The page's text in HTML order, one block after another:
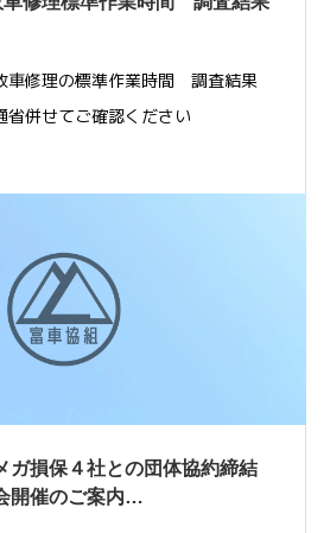
車修理の標準作業時間 調査結果
省併せてご確認ください
損保４社との団体協約締結
開催のご案内…